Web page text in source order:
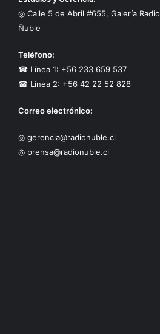
◎ Calle 5 de Abril #655, Galería Radio
Ñuble
Teléfono:
☎ Línea 1: +56 233 659 537
☎ Línea 2: +56 42 22 52 828
Correo electrónico:
◎ gerencia@radionuble.cl
◎ prensa@radionuble.cl